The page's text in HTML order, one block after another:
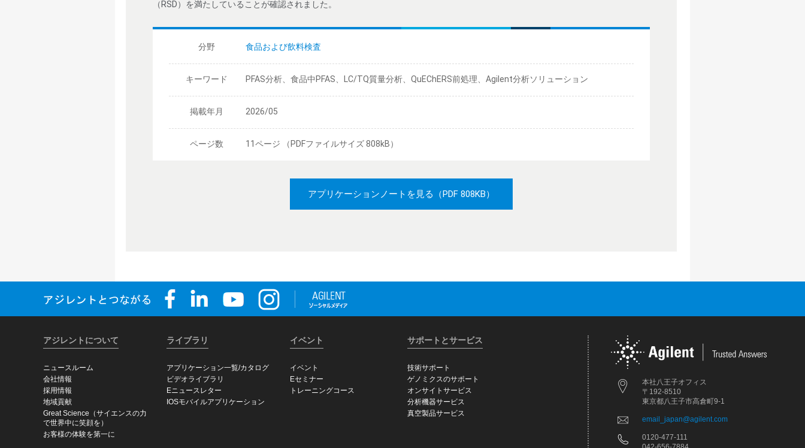
（RSD）を満たしていることが確認されました。
分野 食品および飲料検査
キーワード PFAS分析、食品中PFAS、LC/TQ質量分析、QuEChERS前処理、Agilent分析ソリューション
掲載年月 2026/05
ページ数 11ページ （PDFファイルサイズ 808kB）
アプリケーションノートを見る （PDF 808KB）
本社八王子オフィス
〒192-8510
東京都八王子市高倉町9-1
email_japan@agilent.com
0120-477-111
アジレントについて
ニュースルーム
会社情報
採用情報
地域貢献
Great Science（サイエンスの力
で世界中に笑顔を）
お客様の体験を第一に
ライブラリ
アプリケーション一覧/カタログ
ビデオライブラリ
Eニュースレター
IOSモバイルアプリケーション
イベント
イベント
Eセミナー
トレーニングコース
サポートとサービス
技術サポート
ゲノミクスのサポート
オンサイトサービス
分析機器サービス
真空製品サービス